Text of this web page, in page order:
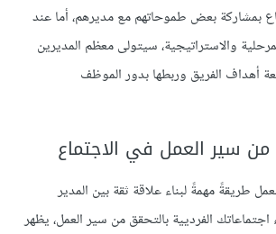
بمشاركة بعض طموحاتهم مع مديرهم، أما عند
والاستراتيجية، سيتولى معظم المديرين
أهداف الفريق وربطها بدور الموظف
سير العمل في الاجتماع
طريقةً مهمةً لبناء علاقة ثقة بين المدير
الفرديية بالتحقق من سير العمل، يظهر